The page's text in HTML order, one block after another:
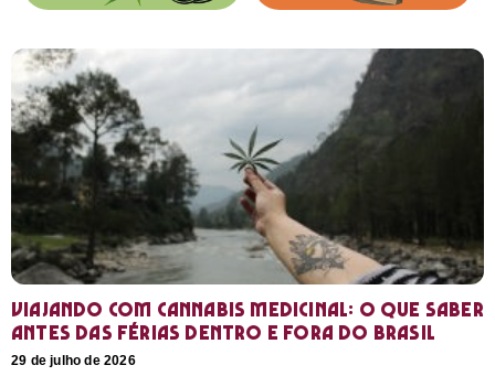
Viajando com cannabis medicinal: o que saber
antes das férias dentro e fora do Brasil
29 de julho de 2026